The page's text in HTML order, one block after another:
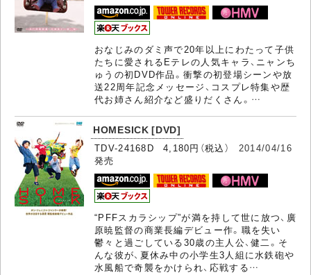
おなじみのダミ声で20年以上にわたって子供
たちに愛されるEテレの人気キャラ、ニャンち
ゅうの初DVD作品。衝撃の初登場シーンや放
送22周年記念メッセージ、コスプレ特集や歴
代お姉さん紹介など盛りだくさん。…
HOMESICK [DVD]
TDV-24168D 4,180円（税込） 2014/04/16
発売
“PFFスカラシップ”が満を持して世に放つ、廣
原暁監督の商業長編デビュー作。職を失い
鬱々と過ごしている30歳の主人公、健二。そ
んな彼が、夏休み中の小学生3人組に水鉄砲や
水風船で奇襲をかけられ、応戦する…